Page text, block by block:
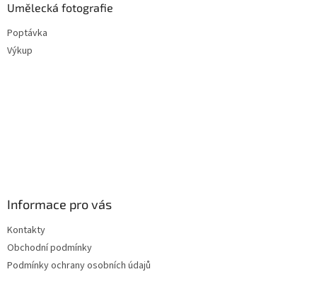
Umělecká fotografie
Poptávka
Výkup
Informace pro vás
Kontakty
Obchodní podmínky
Podmínky ochrany osobních údajů